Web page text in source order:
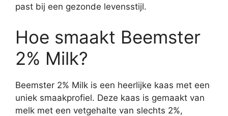
past bij een gezonde levensstijl.
Hoe smaakt Beemster
2% Milk?
Beemster 2% Milk is een heerlijke kaas met een
uniek smaakprofiel. Deze kaas is gemaakt van
melk met een vetgehalte van slechts 2%,